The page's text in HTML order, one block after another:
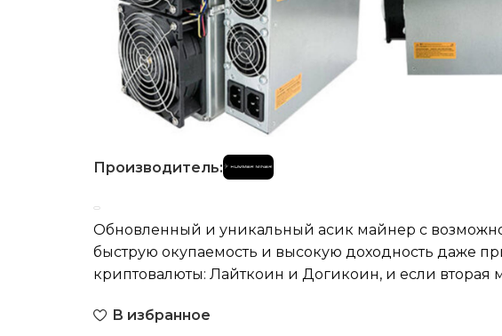
Производитель:
Обновленный и уникальный асик майнер с
быструю окупаемость и высокую доходность даже
криптовалюты: Лайткоин и Догикоин, и если вторая
В избранное